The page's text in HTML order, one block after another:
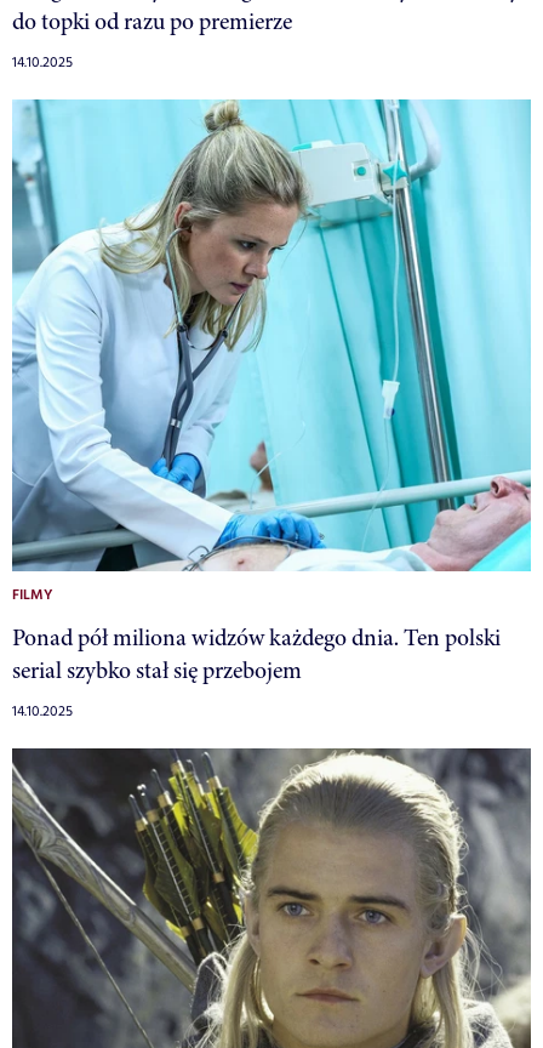
do topki od razu po premierze
14.10.2025
FILMY
Ponad pół miliona widzów każdego dnia. Ten polski
serial szybko stał się przebojem
14.10.2025